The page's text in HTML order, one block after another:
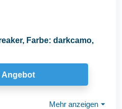
Farbe: darkcamo,
Angebot
Mehr anzeigen ⏷